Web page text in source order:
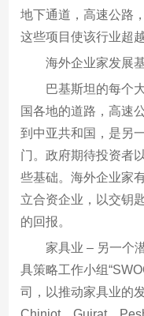
地下通道，高速公路
这些项目使该行业超
海外企业家发展
巴基斯坦的每个
国各地的道路，高速
到中亚共和国，是另
门。政府期待投资者
些基础。海外企业家
立合资企业，以交钥
的回报。
家具业 – 另一个
具策略工作小组
司，以推动家具业的